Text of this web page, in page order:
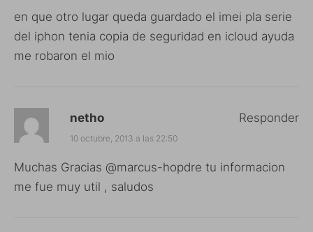
en que otro lugar queda guardado el imei pla serie
del iphon tenia copia de seguridad en icloud ayuda
me robaron el mio
netho
10 octubre, 2013 a las 22:50
Muchas Gracias @marcus-hopdre tu informacion
me fue muy util , saludos
Responder